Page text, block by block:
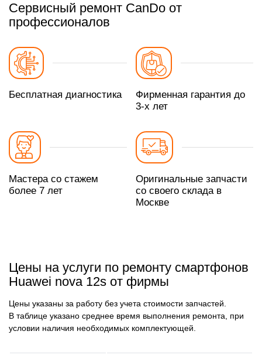
Сервисный ремонт CanDo от
профессионалов
Бесплатная диагностика
Фирменная гарантия до
3-х лет
Мастера со стажем
более 7 лет
Оригинальные запчасти
со своего склада в
Москве
Цены на услуги по ремонту смартфонов
Huawei nova 12s от фирмы
Цены указаны за работу без учета стоимости запчастей.
В таблице указано среднее время выполнения ремонта, при
условии наличия необходимых комплектующей.